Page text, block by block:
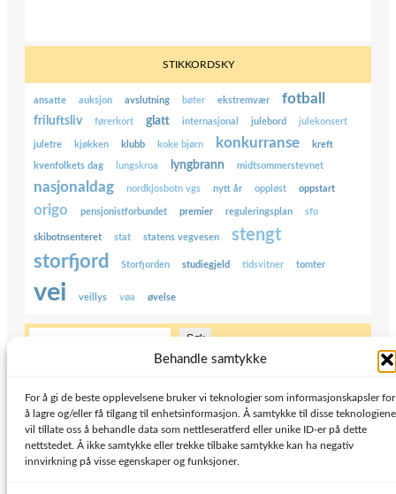
Behandle samtykke
For å gi de beste opplevelsene bruker vi teknologier som informasjonskapsler for
å lagre og/eller få tilgang til enhetsinformasjon. Å samtykke til disse teknologiene
vil tillate oss å behandle data som nettleseratferd eller unike ID-er på dette
nettstedet. Å ikke samtykke eller trekke tilbake samtykke kan ha negativ
innvirkning på visse egenskaper og funksjoner.
STIKKORDSKY
ansatte auksjon avslutning bøter ekstremvær fotball
friluftsliv førerkort glatt internasjonal julebord julekonsert
juletre kjøkken klubb koke bjørn konkurranse kreft
kvenfolkets dag lungskroa lyngbrann midtsommerstevnet
nasjonaldag nordkjosbotn vgs nytt år oppløst oppstart
origo pensjonistforbundet premier reguleringsplan sfo
skibotnsenteret stat statens vegvesen stengt
storfjord Storfjorden studiegjeld tidsvitner tomter
vei veillys vøa øvelse
S
Søk
Kontaktskjema
E-post: post@storfjord.net